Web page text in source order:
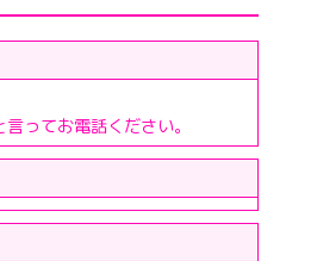
ってお電話ください。